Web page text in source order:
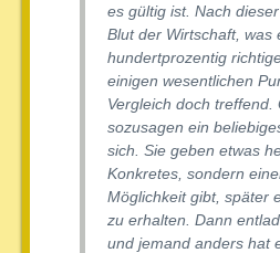
es gültig ist. Nach
Blut der Wirtschaft, was
hundertprozentig
einigen wesentlichen
Vergleich doch treffend.
sozusagen ein
sich. Sie geben etwas
Konkretes, sondern
Möglichkeit gibt, später
zu erhalten. Dann
und jemand anders hat